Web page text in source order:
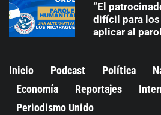
“El
difícil para los
aplicar al
Inicio Podcast Política
Economía
Reportajes
Periodismo Unido